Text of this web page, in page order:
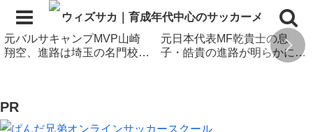
元バルサキャンプMVP山崎
翔空、進路は埼玉の名門校！
元日本代表MF乾貴士の息
子・皓貴の進路が明らかに！
PR